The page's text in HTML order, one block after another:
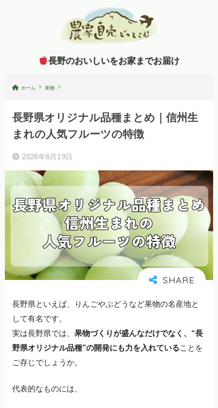
長野のおいしいをお家までお届け
ホーム 果物
長野県オリジナル品種まとめ｜信州生
まれの人気フルーツの特徴
2026年6月19日
長野県といえば、りんごやぶどうなど果物の名産地と
して有名です。
実は長野県では、 果物づくりが盛んなだけでなく、“長
野県オリジナル品種”の開発にも力を入れていることを
ご存じでしょうか。
代表的なものには、